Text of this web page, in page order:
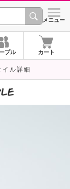
シメニュー
プル カート
ル詳細